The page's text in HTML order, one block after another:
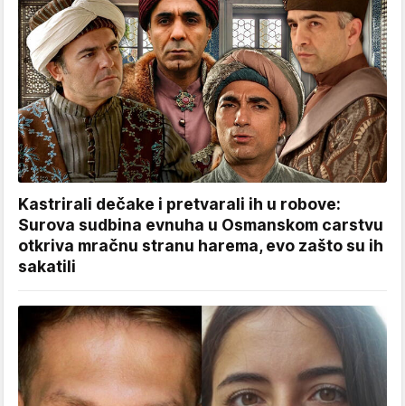
Kastrirali dečake i pretvarali ih u robove:
Surova sudbina evnuha u Osmanskom carstvu
otkriva mračnu stranu harema, evo zašto su ih
sakatili